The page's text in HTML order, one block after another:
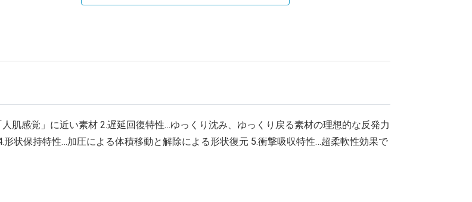
肌感覚」に近い素材 2.遅延回復特性…ゆっくり沈み、ゆっくり戻る素材の理想的な反発力
状保持特性…加圧による体積移動と解除による形状復元 5.衝撃吸収特性…超柔軟性効果で